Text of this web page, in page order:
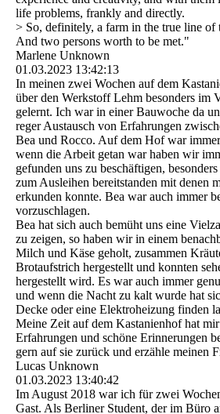
life problems, frankly and directly.
> So, definitely, a farm in the true line
And two persons worth to be met."
Marlene Unknown
01.03.2023 13:42:13
In meinen zwei Wochen auf dem
über den Werkstoff Lehm besonders im
gelernt. Ich war in einer Bauwoche da
reger Austausch von Erfahrungen
Bea und Rocco. Auf dem Hof war
wenn die Arbeit getan war haben wir
gefunden uns zu beschäftigen,
zum Ausleihen bereitstanden mit denen
erkunden konnte. Bea war auch immer
vorzuschlagen.
Bea hat sich auch bemüht uns eine
zu zeigen, so haben wir in einem
Milch und Käse geholt, zusammen
Brotaufstrich hergestellt und konnten
hergestellt wird. Es war auch immer
und wenn die Nacht zu kalt wurde hat
Decke oder eine Elektroheizung finden
Meine Zeit auf dem Kastanienhof hat
Erfahrungen und schöne Erinnerungen
gern auf sie zurück und erzähle meinen
Lucas Unknown
01.03.2023 13:40:42
Im August 2018 war ich für zwei
Gast. Als Berliner Student, der im Büro